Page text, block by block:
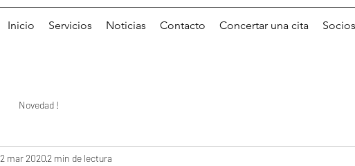
Inicio Servicios Noticias Contacto Concertar una cita Socios
Novedad !
2 mar 20202 min de lectura